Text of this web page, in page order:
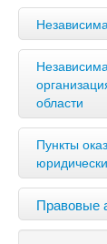
области
Пункты
Правовые